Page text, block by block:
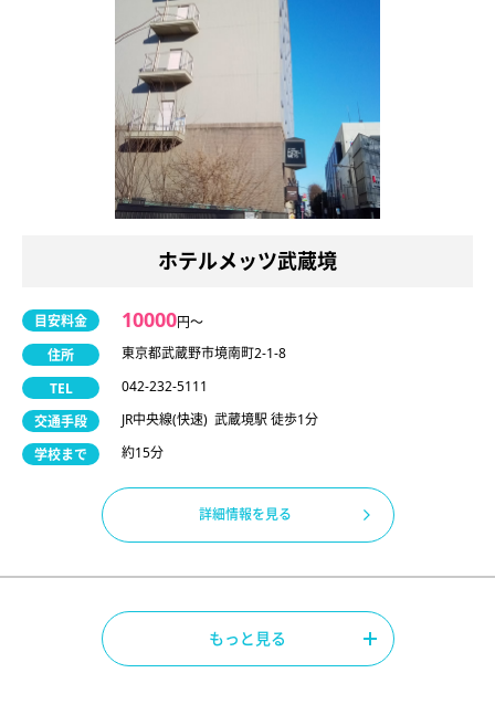
ホテルメッツ武蔵境
目安料金 10000円〜
住所
東京都武蔵野市境南町2-1-8
TEL
042-232-5111
交通手段
JR中央線(快速) 武蔵境駅 徒歩1分
学校まで
約15分
詳細情報を見る
もっと見る